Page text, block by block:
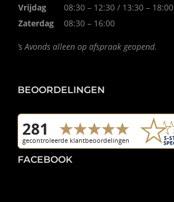
Vrijdag
08:30 – 12:30 / 13:30 – 18:00
Zaterdag
08:30 – 16:00
’s Avonds alleen op afspraak geopend.
BEOORDELINGEN
FACEBOOK